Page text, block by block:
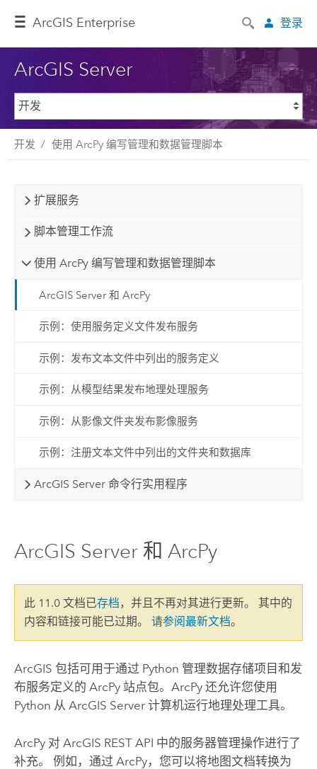
ArcGIS Enterprise 登录
ArcGIS Server
开发 使用 ArcPy 编写管理和数据管理脚本
扩展服务
脚本管理工作流
使用 ArcPy 编写管理和数据管理脚本
ArcGIS Server 和 ArcPy
示例：使用服务定义文件发布服务
示例：发布文本文件中列出的服务定义
示例：从模型结果发布地理处理服务
示例：从影像文件夹发布影像服务
示例：注册文本文件中列出的文件夹和数据库
ArcGIS Server 命令行实用程序
ArcGIS Server 和 ArcPy
此 11.0 文档已存档，并且不再对其进行更新。 其中的
内容和链接可能已过期。 请参阅最新文档。
ArcGIS 包括可用于通过 Python 管理数据存储项目和发
布服务定义的 ArcPy站点包。 ArcPy还允许您使用
Python 从 ArcGIS Server计算机运行地理处理工具。
ArcPy对 ArcGIS REST API 中的服务器管理操作进行了
补充。 例如，通过 ArcPy，您可以将地图文档转换为